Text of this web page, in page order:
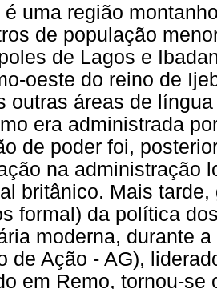
é uma região
de população
de Lagos e
oeste do reino de
outras áreas de
era administrada
de poder foi,
na administração
britânico. Mais
formal) da política
moderna, durante
de Ação - AG),
em Remo, tornou-se